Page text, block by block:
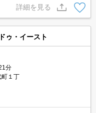
詳細を見る
ゥ・イースト
分
町１丁